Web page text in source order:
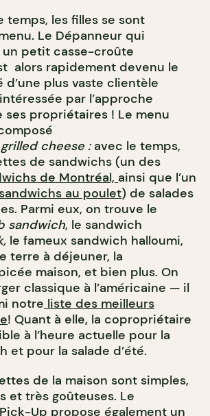
temps, les filles se sont
Le Dépanneur qui
un petit casse-croûte
alors rapidement devenu le
plus vaste clientèle
par l’approche
ses propriétaires ! Le menu
grilled cheese :avec le temps,
de sandwichs (un des
de Montréal, ainsi que l’un
au poulet) de salades
Parmi eux, on trouve le
sandwich, le sandwich
le fameux sandwich halloumi,
terre à déjeuner, la
maison, et bien plus. On
classique à l’américaine — il
notre liste des meilleurs
! Quant à elle, la copropriétaire
à l’heure actuelle pour la
et pour la salade d’été.
de la maison sont simples,
et très goûteuses. Le
Up propose également un